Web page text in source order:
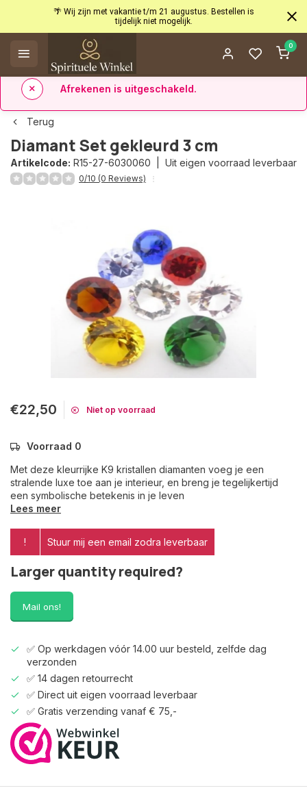
0
✅ 14 dagen retourrecht ✅ Direct uit eigen voorraad leverbaar
Afrekenen is uitgeschakeld.
Terug
Diamant Set gekleurd 3 cm
Artikelcode: R15-27-6030060 | Uit eigen voorraad leverbaar
0/10 (0 Reviews)
€22,50 Niet op voorraad
Voorraad 0
Met deze kleurrijke K9 kristallen diamanten voeg je een
stralende luxe toe aan je interieur, en breng je tegelijkertijd
een symbolische betekenis in je leven
Lees meer
! Stuur mij een email zodra leverbaar
Larger quantity required?
Mail ons!
✅ Op werkdagen vóór 14.00 uur besteld, zelfde dag
verzonden
✅ 14 dagen retourrecht
✅ Direct uit eigen voorraad leverbaar
✅ Gratis verzending vanaf € 75,-